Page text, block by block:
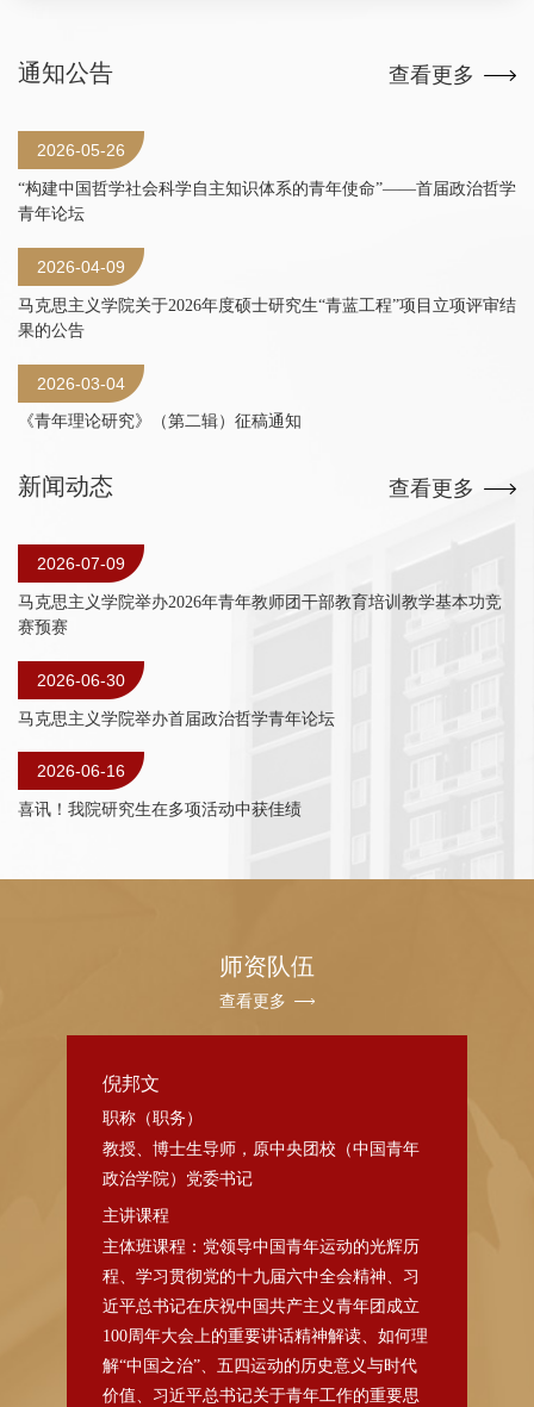
持党的领导和社会主义办学方向，历经不
新中国成立后，1951年2月，学校成
立马列主义教研室。1954年11月，经团中
央书记处批准，将马列主义教研室改为哲
学教研室，另成立马列主义教研室，团的
业务课教学由新成立的马列主义教研室担
撤销马列主义教研室，成立青年团工作教
研室。1978年8月，学校决定，为恢复哲
件，在政治理论教研室内先成立哲学组、
政经组、党史组、资料组等四个组。
自上世纪八十年代开始，马克思主义
学院获得新的发展。1984年7月，学校成
室。1985年12月，随着中国青年政治学院
成立马列主义理论部、青年工作系和少年
工作系。1990年10月，经团中央组织部批
准，逻辑学教研室并入马列主义理论部，
经济管理教研室并入马列主义理论部政治
经济学教研室。1994年，马列主义理论部
改为社会科学系，开设国民经济管理专
业。1996年9月，国民经济管理专业从社
会科学系分离出来，成立经济管理系。同
时，社会科学系改为社会科学部。社会科
学部是在我校哲学、政治经济学、党史党
建、科学社会主义教研室四个处级机构的
通知公告 查看更多
2026-05-26
“构建中国哲学社会科学自主知识体系的青年使命”——首届政治哲学
青年论坛
2026-04-09
马克思主义学院关于2026年度硕士研究生“青蓝工程”项目立项评审结
果的公告
2026-03-04
《青年理论研究》（第二辑）征稿通知
新闻动态 查看更多
2026-07-09
马克思主义学院举办2026年青年教师团干部教育培训教学基本功竞
赛预赛
2026-06-30
马克思主义学院举办首届政治哲学青年论坛
2026-06-16
喜讯！我院研究生在多项活动中获佳绩
师资队伍
查看更多
倪邦文
职称（职务）
教授、博士生导师，原中央团校（中国青年
政治学院）党委书记
主讲课程
主体班课程：党领导中国青年运动的光辉历
程、学习贯彻党的十九届六中全会精神、习
近平总书记在庆祝中国共产主义青年团成立
100周年大会上的重要讲话精神解读、如何理
解“中国之治”、五四运动的历史意义与时代
价值、习近平总书记关于青年工作的重要思